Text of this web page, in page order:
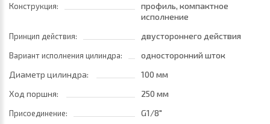
Конструкция:
профиль, компактное
исполнение
Принцип действия: двустороннего действия
Вариант исполнения цилиндра:
односторонний шток
Диаметр цилиндра:
100 мм
Ход поршня:
250 мм
Присоединение: G1/8"